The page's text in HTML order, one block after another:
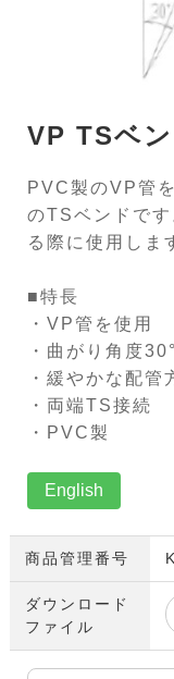
VP TSベ
PVC製のVP管
のTSベンドで
る際に使用しま
■特長
・VP管を使用
・曲がり角度30°
・緩やかな配管
・両端TS接続
・PVC製
English
商品管理番号
ダウンロード
ファイル